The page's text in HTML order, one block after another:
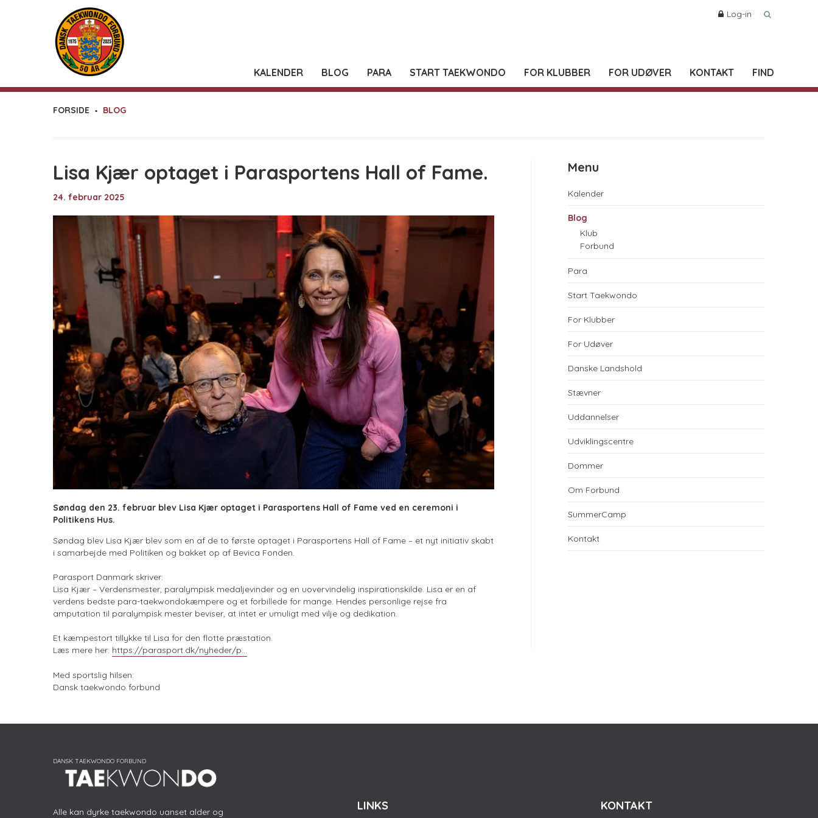
Log-in
KALENDER BLOG PARA START TAEKWONDO FOR KLUBBER FOR UDØVER KONTAKT FIND
FORSIDE BLOG
Lisa Kjær optaget i Parasportens Hall of Fame.
24. februar 2025
Søndag den 23. februar blev Lisa Kjær optaget i Parasportens Hall of Fame ved en ceremoni i
Politikens Hus.
Søndag blev Lisa Kjær blev som en af de to første optaget i Parasportens Hall of Fame – et nyt initiativ skabt
i samarbejde med Politiken og bakket op af Bevica Fonden.
Parasport Danmark skriver:
Lisa Kjær – Verdensmester, paralympisk medaljevinder og en uovervindelig inspirationskilde. Lisa er en af
verdens bedste para-taekwondokæmpere og et forbillede for mange. Hendes personlige rejse fra
amputation til paralympisk mester beviser, at intet er umuligt med vilje og dedikation.
Et kæmpestort tillykke til Lisa for den flotte præstation.
Læs mere her: https://parasport.dk/nyheder/p...
Med sportslig hilsen:
Dansk taekwondo forbund
Menu
Kalender
Blog
Klub
Forbund
Para
Start Taekwondo
For Klubber
For Udøver
Danske Landshold
Stævner
Uddannelser
Udviklingscentre
Dommer
Om Forbund
SummerCamp
Kontakt
Alle kan dyrke taekwondo uanset alder og LINKS KONTAKT